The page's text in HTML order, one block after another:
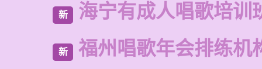
新 海宁有成人唱歌培训
新 福州唱歌年会排练机